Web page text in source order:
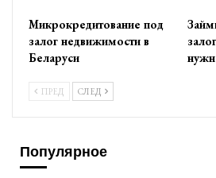
Микрокредитование под
залог недвижимости в
Беларуси
ПРЕД СЛЕД
Популярное